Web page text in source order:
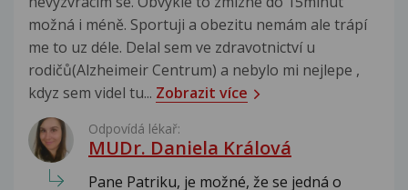
možná i méně. Sportuji a obezitu nemám ale trápí
me to uz déle. Delal sem ve zdravotnictví u
rodičů(Alzheimeir Centrum) a nebylo mi nejlepe ,
kdyz sem videl tu... Zobrazit více
Odpovídá lékař:
MUDr. Daniela Králová
Pane Patriku, je možné, že se jedná o